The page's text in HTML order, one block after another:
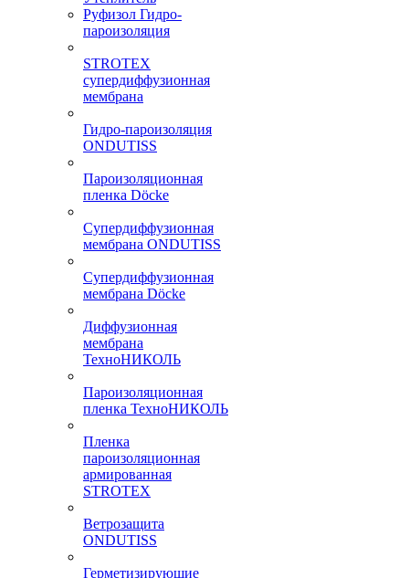
Руфизол Гидро-
пароизоляция
STROTEX
супердиффузионная
мембрана
Гидро-пароизоляция
ONDUTISS
Пароизоляционная
пленка Döcke
Супердиффузионная
мембрана ONDUTISS
Супердиффузионная
мембрана Döcke
Диффузионная
мембрана
ТехноНИКОЛЬ
Пароизоляционная
пленка ТехноНИКОЛЬ
Пленка
пароизоляционная
армированная
STROTEX
Ветрозащита
ONDUTISS
Герметизирующие